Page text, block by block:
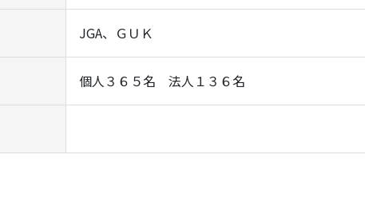
JGA、ＧＵＫ
個人３６５名 法人１３６名